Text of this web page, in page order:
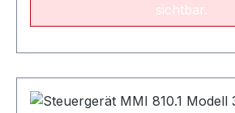
sichtbar.